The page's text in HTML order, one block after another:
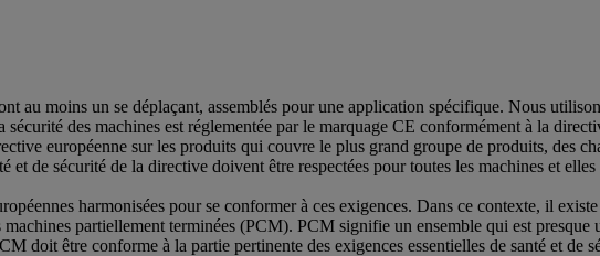
au moins un se déplaçant, assemblés pour une application spécifique. Nous
des machines est réglementée par le marquage CE conformément à la
européenne sur les produits qui couvre le plus grand groupe de produits, des
et de sécurité de la directive doivent être respectées pour toutes les machines et
harmonisées pour se conformer à ces exigences. Dans ce contexte, il
partiellement terminées (PCM). PCM signifie un ensemble qui est
doit être conforme à la partie pertinente des exigences essentielles de santé et de